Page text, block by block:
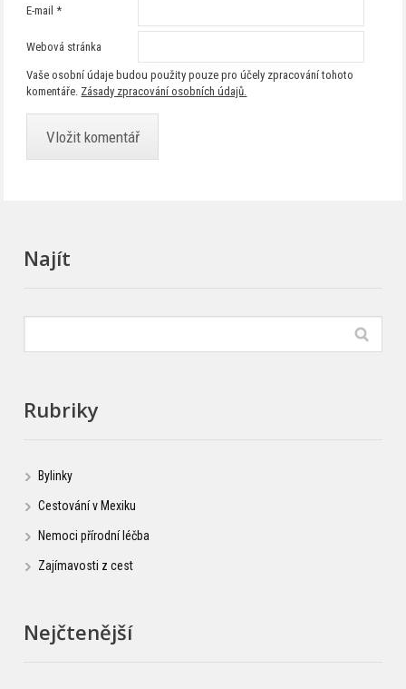
E-mail*
Webová stránka
Vaše osobní údaje budou použity pouze pro účely zpracování tohoto
komentáře. Zásady zpracování osobních údajů.
Najít
Rubriky
Bylinky
Cestování v Mexiku
Nemoci přírodní léčba
Zajímavosti z cest
Nejčtenější